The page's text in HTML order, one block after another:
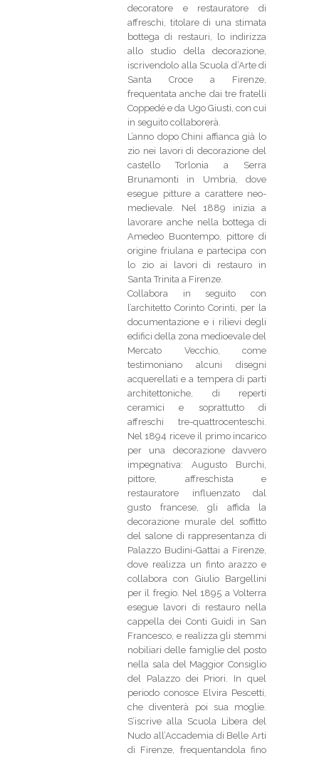
decoratore e restauratore di
affreschi, titolare di una stimata
bottega di restauri, lo indirizza
allo studio della decorazione,
iscrivendolo alla Scuola d’Arte di
Santa Croce a Firenze,
frequentata anche dai tre fratelli
Coppedé e da Ugo Giusti, con cui
in seguito collaborerà.
L’anno dopo Chini affianca già lo
zio nei lavori di decorazione del
castello Torlonia a Serra
Brunamonti in Umbria, dove
esegue pitture a carattere neo-
medievale. Nel 1889 inizia a
lavorare anche nella bottega di
Amedeo Buontempo, pittore di
origine friulana e partecipa con
lo zio ai lavori di restauro in
Santa Trinita a Firenze.
Collabora in seguito con
l’architetto Corinto Corinti, per la
documentazione e i rilievi degli
edifici della zona medioevale del
Mercato Vecchio, come
testimoniano alcuni disegni
acquerellati e a tempera di parti
architettoniche, di reperti
ceramici e soprattutto di
affreschi tre-quattrocenteschi.
Nel 1894 riceve il primo incarico
per una decorazione davvero
impegnativa: Augusto Burchi,
pittore, affreschista e
restauratore influenzato dal
gusto francese, gli affida la
decorazione murale del soffitto
del salone di rappresentanza di
Palazzo Budini-Gattai a Firenze,
dove realizza un finto arazzo e
collabora con Giulio Bargellini
per il fregio. Nel 1895 a Volterra
esegue lavori di restauro nella
cappella dei Conti Guidi in San
Francesco, e realizza gli stemmi
nobiliari delle famiglie del posto
nella sala del Maggior Consiglio
del Palazzo dei Priori. In quel
periodo conosce Elvira Pescetti,
che diventerà poi sua moglie.
S’iscrive alla Scuola Libera del
Nudo all’Accademia di Belle Arti
di Firenze, frequentandola fino